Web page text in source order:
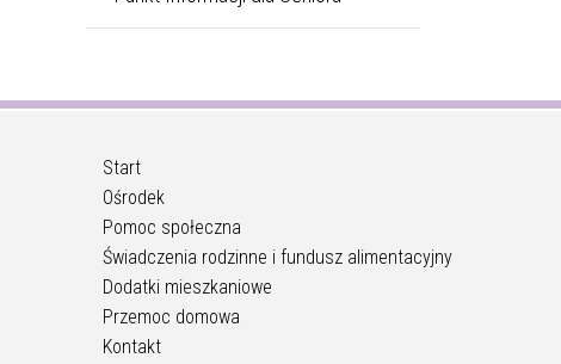
Start
Ośrodek
Pomoc społeczna
Świadczenia rodzinne i fundusz alimentacyjny
Dodatki mieszkaniowe
Przemoc domowa
Kontakt